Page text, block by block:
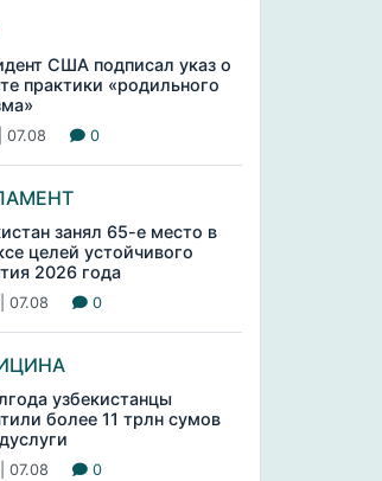
США подписал указ о
практики «родильного
07.08 0
занял 65-е место в
целей устойчивого
2026 года
07.08 0
узбекистанцы
более 11 трлн сумов
07.08 0